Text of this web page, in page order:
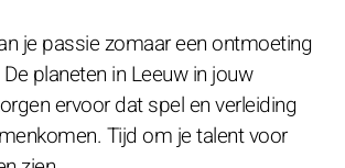
je passie zomaar een ontmoeting
planeten in Leeuw in jouw
ervoor dat spel en verleiding
Tijd om je talent voor